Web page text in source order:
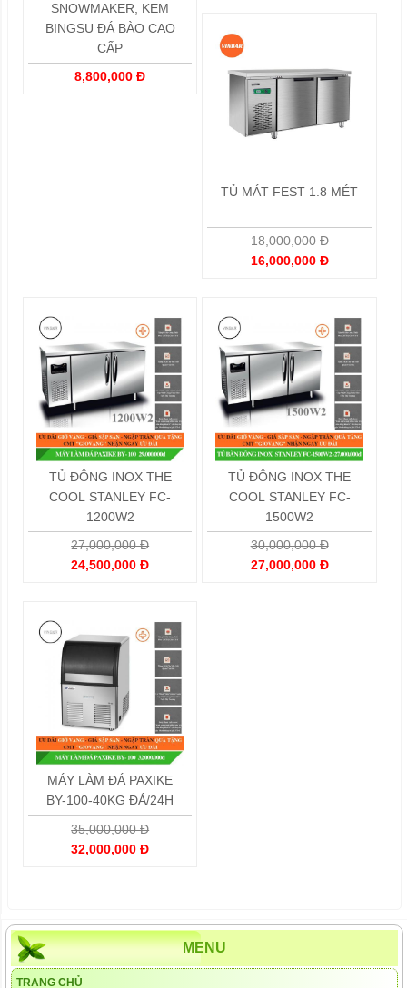
SNOWMAKER, KEM
BINGSU ĐÁ BÀO CAO
CẤP
8,800,000 Đ
TỦ MÁT FEST 1.8 MÉT
18,000,000 Đ
16,000,000 Đ
TỦ ĐÔNG INOX THE
COOL STANLEY FC-
1200W2
27,000,000 Đ
24,500,000 Đ
TỦ ĐÔNG INOX THE
COOL STANLEY FC-
1500W2
30,000,000 Đ
27,000,000 Đ
MÁY LÀM ĐÁ PAXIKE
BY-100-40KG ĐÁ/24H
35,000,000 Đ
32,000,000 Đ
MENU
TRANG CHỦ